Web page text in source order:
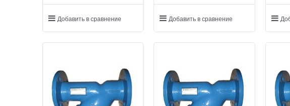
Добавить в сравнение Добавить в сравнение